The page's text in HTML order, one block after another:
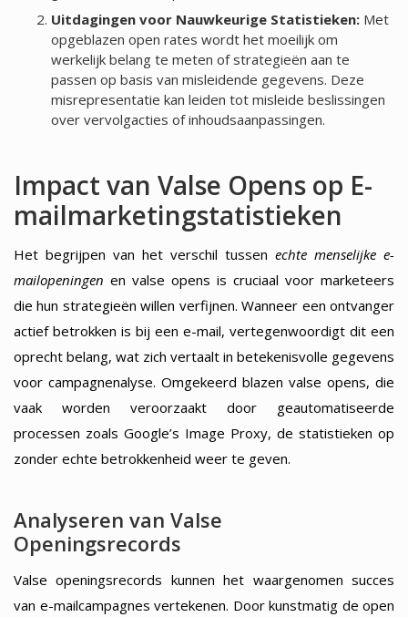
Uitdagingen voor Nauwkeurige Statistieken:Met
opgeblazen open rates wordt het moeilijk om
werkelijk belang te meten of strategieën aan te
passen op basis van misleidende gegevens. Deze
misrepresentatie kan leiden tot misleide beslissingen
over vervolgacties of inhoudsaanpassingen.
Impact van Valse Opens op E-
mailmarketingstatistieken
Het begrijpen van het verschil tussen echte menselijke e-
mailopeningen en valse opens is cruciaal voor marketeers
die hun strategieën willen verfijnen. Wanneer een ontvanger
actief betrokken is bij een e-mail, vertegenwoordigt dit een
oprecht belang, wat zich vertaalt in betekenisvolle gegevens
voor campagnenalyse. Omgekeerd blazen valse opens, die
vaak worden veroorzaakt door geautomatiseerde
processen zoals Google’s Image Proxy, de statistieken op
zonder echte betrokkenheid weer te geven.
Analyseren van Valse
Openingsrecords
Valse openingsrecords kunnen het waargenomen succes
van e-mailcampagnes vertekenen. Door kunstmatig de open